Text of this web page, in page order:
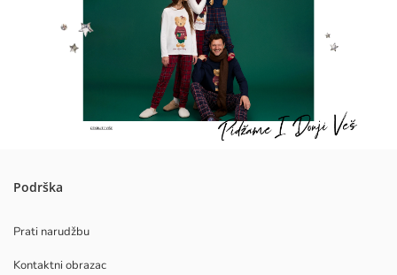
Podrška
Prati narudžbu
Kontaktni obrazac